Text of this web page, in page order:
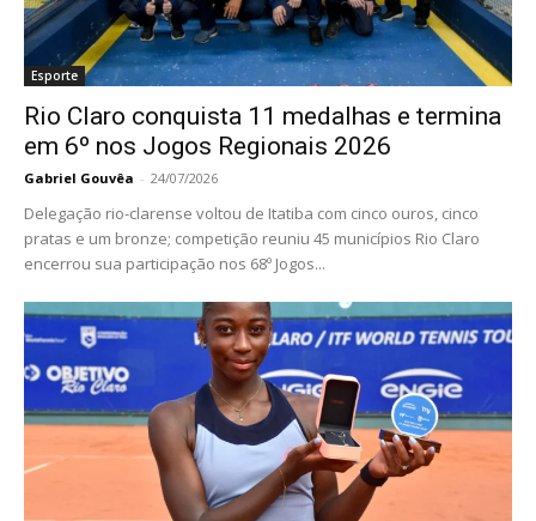
Esporte
Rio Claro conquista 11 medalhas e termina
em 6º nos Jogos Regionais 2026
Gabriel Gouvêa - 24/07/2026
Delegação rio-clarense voltou de Itatiba com cinco ouros, cinco
pratas e um bronze; competição reuniu 45 municípios Rio Claro
encerrou sua participação nos 68º Jogos...